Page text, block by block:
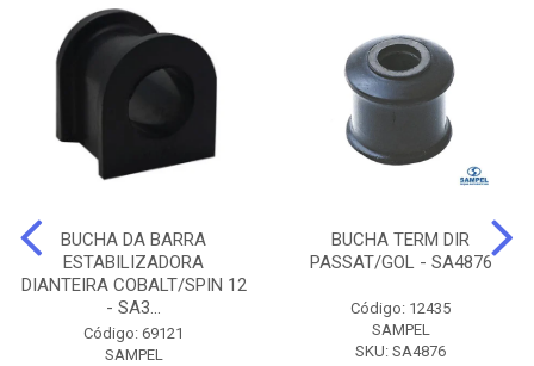
BUCHA DA BARRA
ESTABILIZADORA
DIANTEIRA COBALT/SPIN 12
- SA3...
Código: 69121
SAMPEL
BUCHA TERM DIR
PASSAT/GOL - SA4876
Código: 12435
SAMPEL
SKU: SA4876